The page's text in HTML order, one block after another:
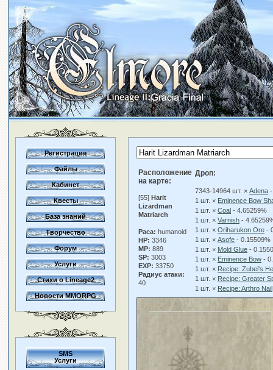
Регистрация
Файлы
Кабинет
Квесты
База знаний
Творчество
Форум
Услуги
Стихи о Lineage2
Новости MMORPG
SMS
Услуги
Расположение
на карте:
[55] Harit
Lizardman
Matriarch
Раса: humanoid
HP: 3346
MP: 889
SP: 3003
EXP: 33750
Радиус атаки:
40
Дроп:
7343-14964 шт. × Adena
1 шт. × Eminence Bow
1 шт. × Coal - 4.65259%
1 шт. × Varnish -
1 шт. × Oriharukon Ore -
1 шт. × Asofe - 0.15509%
1 шт. × Mold Glue -
1 шт. × Eminence Bow -
1 шт. × Recipe: Zubei's
1 шт. × Recipe: Greater
1 шт. × Recipe: Arthro Nail